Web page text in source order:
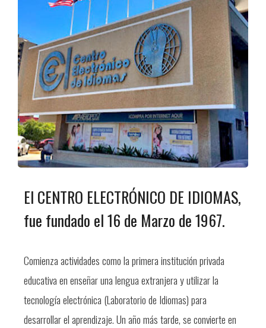
El CENTRO ELECTRÓNICO DE IDIOMAS,
fue fundado el 16 de Marzo de 1967.
Comienza actividades como la primera institución privada
educativa en enseñar una lengua extranjera y utilizar la
tecnología electrónica (Laboratorio de Idiomas) para
desarrollar el aprendizaje. Un año más tarde, se convierte en